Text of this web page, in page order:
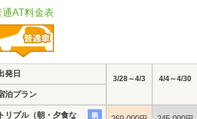
通AT料金表
発日
3/28～4/3 4/4～4/30
泊プラン
トリプル（朝・夕食な
男